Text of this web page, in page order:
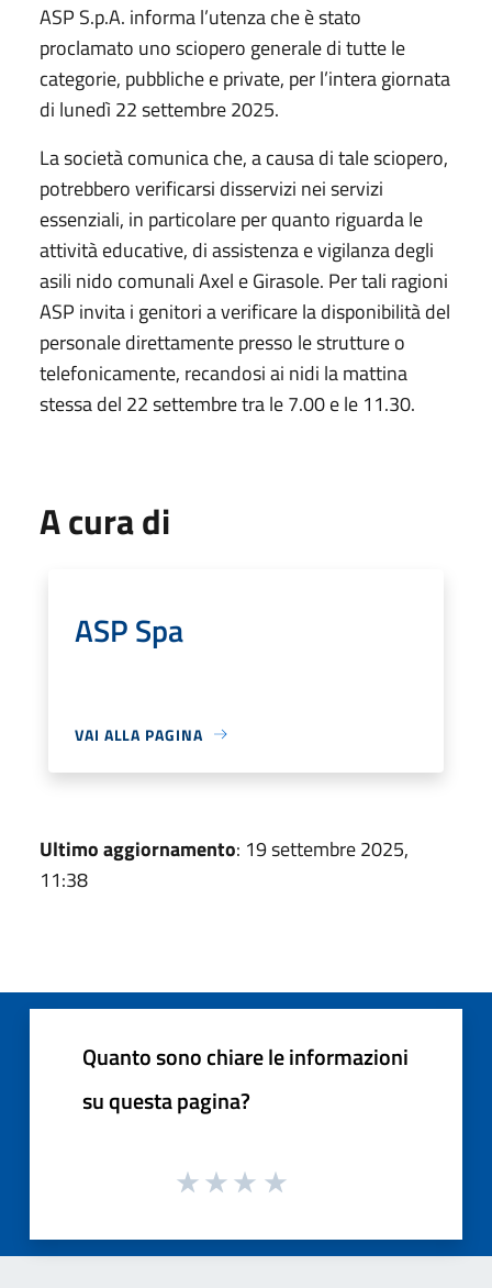
ASP S.p.A. informa l’utenza che è stato
proclamato uno sciopero generale di tutte le
categorie, pubbliche e private, per l’intera giornata
di lunedì 22 settembre 2025.
La società comunica che, a causa di tale sciopero,
potrebbero verificarsi disservizi nei servizi
essenziali, in particolare per quanto riguarda le
attività educative, di assistenza e vigilanza degli
asili nido comunali Axel e Girasole. Per tali ragioni
ASP invita i genitori a verificare la disponibilità del
personale direttamente presso le strutture o
telefonicamente, recandosi ai nidi la mattina
stessa del 22 settembre tra le 7.00 e le 11.30.
A cura di
ASP Spa
VAI ALLA PAGINA
Ultimo aggiornamento: 19 settembre 2025,
11:38
Quanto sono chiare le informazioni
su questa pagina?